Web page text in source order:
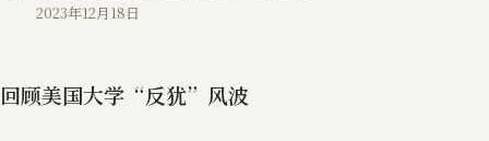
2023年12月18日
回顾美国大学“反犹”风波